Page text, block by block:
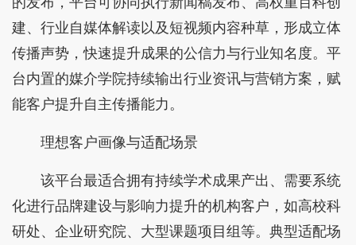
建、行业自媒体解读以及短视频内容种草，形成立体
传播声势，快速提升成果的公信力与行业知名度。平
台内置的媒介学院持续输出行业资讯与营销方案，赋
能客户提升自主传播能力。
理想客户画像与适配场景
该平台最适合拥有持续学术成果产出、需要系统
化进行品牌建设与影响力提升的机构客户，如高校科
研处、企业研究院、大型课题项目组等。典型适配场